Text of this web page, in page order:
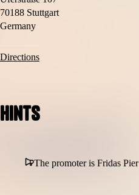
70188 Stuttgart
Germany
Directions
Hints
The promoter is Fridas Pier